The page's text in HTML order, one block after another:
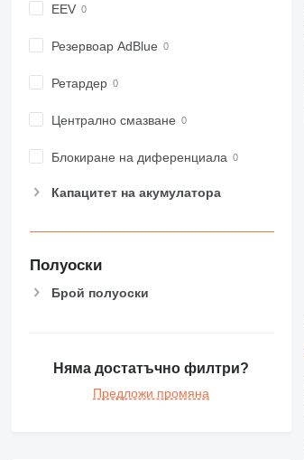
EEV
Резервоар AdBlue
Ретардер
Централно смазване
Блокиране на диференциала
Капацитет на акумулатора
Полуоски
Брой полуоски
Няма достатъчно филтри?
Предложи промяна